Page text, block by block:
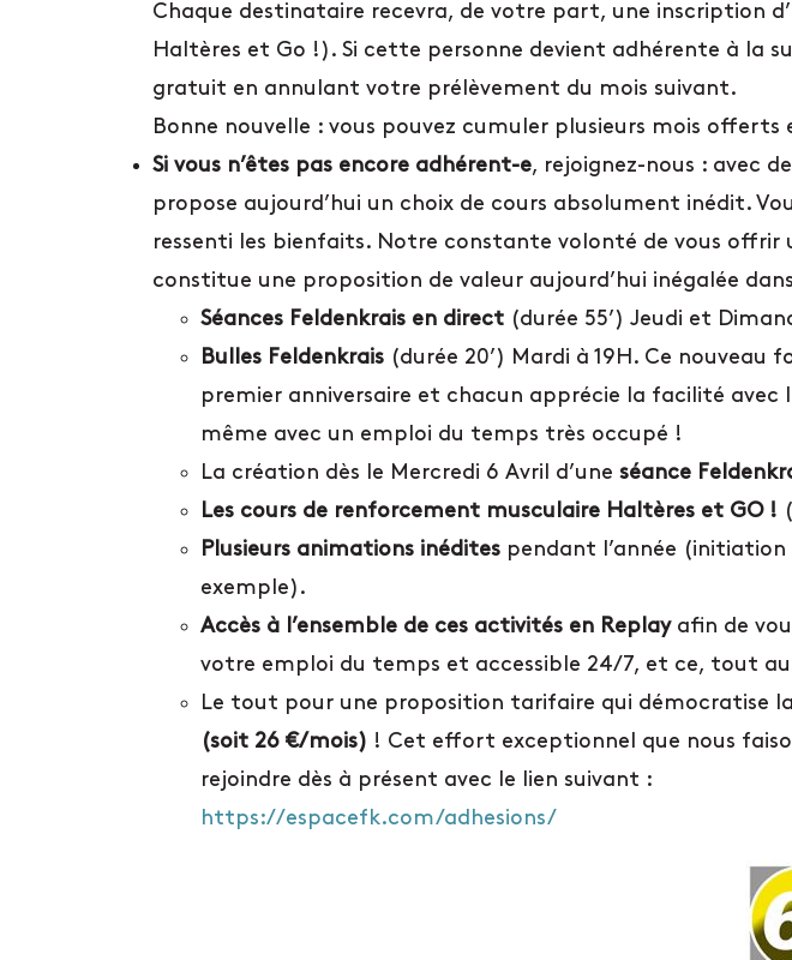
Chaque destinataire recevra, de votre part, une inscription
Haltères et Go !). Si cette personne devient adhérente à la
gratuit en annulant votre prélèvement du mois suivant.
Bonne nouvelle : vous pouvez cumuler plusieurs mois
Si vous n’êtes pas encore adhérent-e, rejoignez-nous : avec
propose aujourd’hui un choix de cours absolument inédit.
ressenti les bienfaits. Notre constante volonté de vous
constitue une proposition de valeur aujourd’hui inégalée
Séances Feldenkrais en direct(durée 55’) Jeudi et
Bulles Feldenkrais(durée 20’) Mardi à 19H. Ce nouveau
premier anniversaire et chacun apprécie la facilité avec
même avec un emploi du temps très occupé !
La création dès le Mercredi 6 Avril d’une séance
Les cours de renforcement musculaire Haltères et GO !
Plusieurs animations inéditespendant l’année (initiation
exemple).
Accès à l’ensemble de ces activités en Replayafin de
votre emploi du temps et accessible 24/7, et ce, tout
Le tout pour une proposition tarifaire qui démocratise
(soit 26 €/mois) ! Cet effort exceptionnel que nous
rejoindre dès à présent avec le lien suivant :
https://espacefk.com/adhesions/